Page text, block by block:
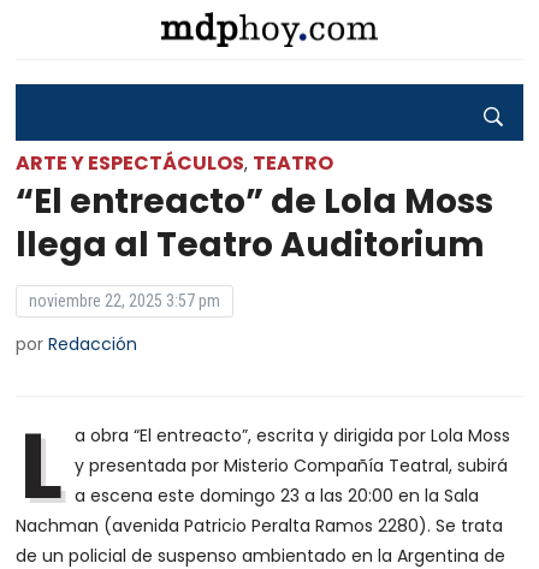
ARTE Y ESPECTÁCULOS, TEATRO
“El entreacto” de Lola Moss
llega al Teatro Auditorium
noviembre 22, 2025 3:57 pm
porRedacción
L a obra “El entreacto”, escrita y dirigida por Lola Moss
y presentada por Misterio Compañía Teatral, subirá
a escena este domingo 23 a las 20:00 en la Sala
Nachman (avenida Patricio Peralta Ramos 2280). Se trata
de un policial de suspenso ambientado en la Argentina de